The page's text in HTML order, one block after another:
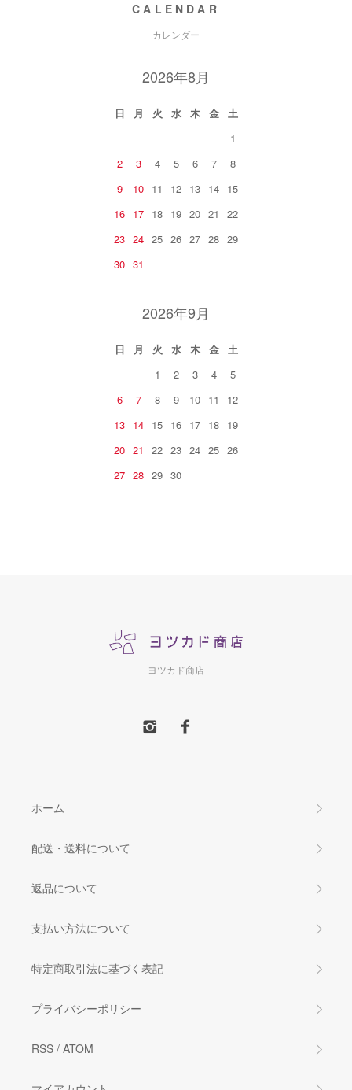
CALENDAR
カレンダー
2026年8月
日 月 火 水 木 金
土
1
2
3 4 5 6 7
8
9
10 11 12 13 14 15
16 17 18 19 20 21
22
23 24 25 26 27 28 29
30 31
2026年9月
日 月 火 水 木 金
土
1
2 3 4
5
6
7 8 9 10 11
12
13 14 15 16 17 18 19
20 21 22 23 24 25 26
27 28 29 30
ヨツカド商店
ホーム
配送・送料について
返品について
支払い方法について
特定商取引法に基づく表記
プライバシーポリシー
RSS / ATOM